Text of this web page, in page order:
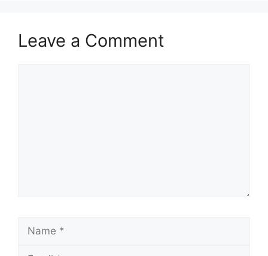
Leave a Comment